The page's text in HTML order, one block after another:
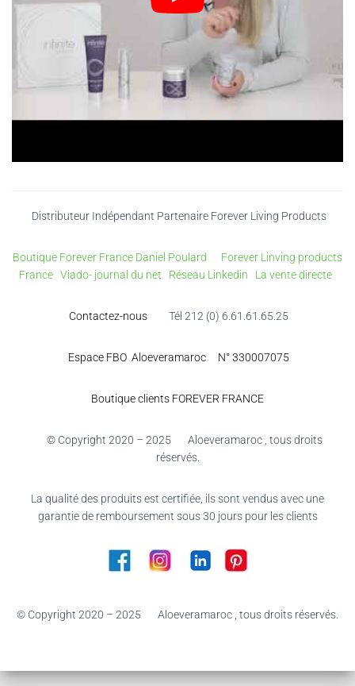
Distributeur Indépendant Partenaire Forever Living Products
Boutique Forever France Daniel Poulard
Forever Linving products
France Viado- journal du net Réseau Linkedin La vente directe
Contactez-nous Tél 212 (0) 6.61.61.65.25
Espace FBO Aloeveramaroc N° 330007075
Boutique clients FOREVER FRANCE
© Copyright 2020 – 2025 Aloeveramaroc , tous droits
réservés.
La qualité des produits est certifiée, ils sont vendus avec une
garantie de remboursement sous 30 jours pour les clients
© Copyright 2020 – 2025 Aloeveramaroc , tous droits réservés.